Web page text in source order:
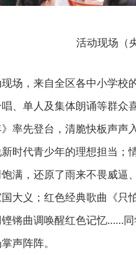
活动现场（
场，来自全区各中小学校
、单人及集体朗诵等群众
率先登台，清脆快板声声
时代青少年的理想担当；
满，还原了雨来不畏威逼
国大义；红色经典歌曲《只
锵曲调唤醒红色记忆……
声阵阵。